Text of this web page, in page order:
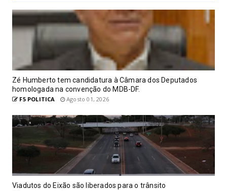
Zé Humberto tem candidatura à Câmara dos Deputados
homologada na convenção do MDB-DF.
F5 POLITICA Agosto 01, 2026
Viadutos do Eixão são liberados para o trânsito